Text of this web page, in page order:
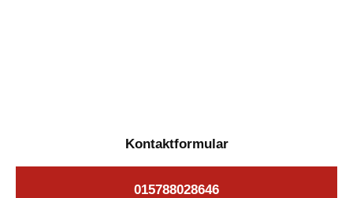
Kontaktformular
015788028646